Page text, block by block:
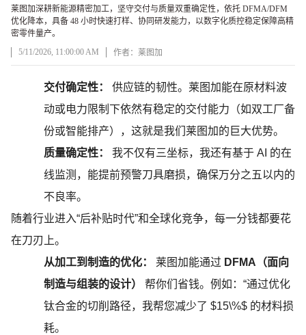
莱图加深耕新能源精密加工，坚守交付与质量双重确定性，依托 DFMA/DFM
优化降本，具备 48 小时快速打样、协同研发能力，以数字化质控稳定保障高精
密零件量产。
5/11/2026, 11:00:00 AM
作者：莱图加
文章正文
交付确定性： 供应链的韧性。 莱图加能在原材料波
动或电力限制下依然有稳定的交付能力（如双工厂备
份或智能排产），这就是我们莱图加的 巨大优势。
质量确定性：
我不仅有三坐标，我还有基于 AI 的在
线监测，能提前预警刀具磨损，确保万分之五以内的
不良率。
随着行业进入“后补贴时代”和全球化竞争，每一分钱都要花
在刀刃上。
从加工到制造的优化：
莱图加能通过 DFMA（面向
制造与组装的设计）
帮你们 省钱。例如： “通过优化
钛合金的切削路径，我帮您减少了 $15\%$ 的材料损
耗。